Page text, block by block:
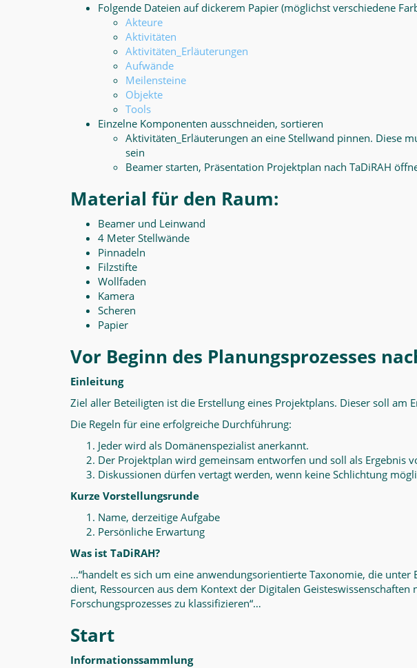
Folgende Dateien auf dickerem Papier (möglichst verschiedene
Akteure
Aktivitäten
Aktivitäten_Erläuterungen
Aufwände
Meilensteine
Objekte
Tools
Einzelne Komponenten ausschneiden, sortieren
Aktivitäten_Erläuterungen an eine Stellwand pinnen. Diese
sein
Beamer starten, Präsentation Projektplan nach TaDiRAH
Material für den Raum:
Beamer und Leinwand
4 Meter Stellwände
Pinnadeln
Filzstifte
Wollfaden
Kamera
Scheren
Papier
Vor Beginn des Planungsprozesses
Einleitung
Ziel aller Beteiligten ist die Erstellung eines Projektplans. Dieser soll am
Die Regeln für eine erfolgreiche Durchführung:
Jeder wird als Domänenspezialist anerkannt.
Der Projektplan wird gemeinsam entworfen und soll als Ergebnis
Diskussionen dürfen vertagt werden, wenn keine Schlichtung
Kurze Vorstellungsrunde
Name, derzeitige Aufgabe
Persönliche Erwartung
Was ist TaDiRAH?
…“handelt es sich um eine anwendungsorientierte Taxonomie, die unter
dient, Ressourcen aus dem Kontext der Digitalen
Forschungsprozesses zu klassifizieren“…
Start
Informationssammlung